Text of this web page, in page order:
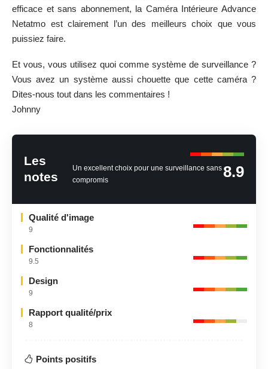
efficace et sans abonnement, la Caméra Intérieure Advance
Netatmo est clairement l’un des meilleurs choix que vous
puissiez faire.
Et vous, vous utilisez quoi comme système de surveillance ?
Vous avez un système aussi chouette que cette caméra ?
Dites-nous tout dans les commentaires !
Johnny
Les
notes
Un excellent choix pour une surveillance sans
compromis
8.9
Qualité d'image
9
Fonctionnalités
9.5
Design
9
Rapport qualité/prix
8
Points positifs